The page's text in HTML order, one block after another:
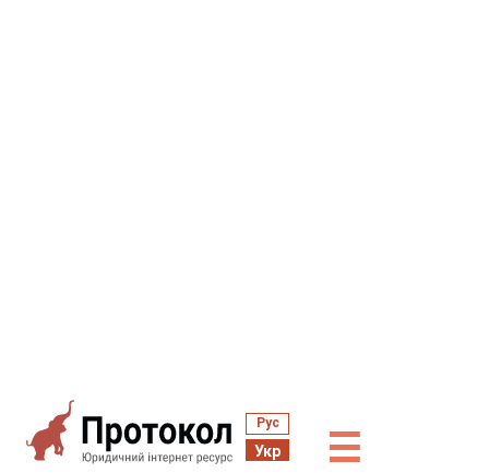
Рус
Укр ☰